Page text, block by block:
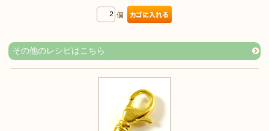
個
その他のレシピはこちら